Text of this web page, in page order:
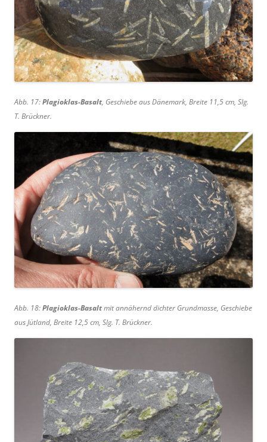
Abb. 17:Plagioklas-Basalt, Geschiebe aus Dänemark, Breite 11,5 cm, Slg.
T. Brückner.
Abb. 18:Plagioklas-Basaltmit annähernd dichter Grundmasse, Geschiebe
aus Jütland, Breite 12,5 cm, Slg. T. Brückner.